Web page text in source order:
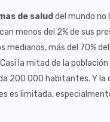
de salud del mundo
menos del 2% de sus
medianos, más del 70%
la mitad de la
200 000 habitantes. Y la
es limitada,